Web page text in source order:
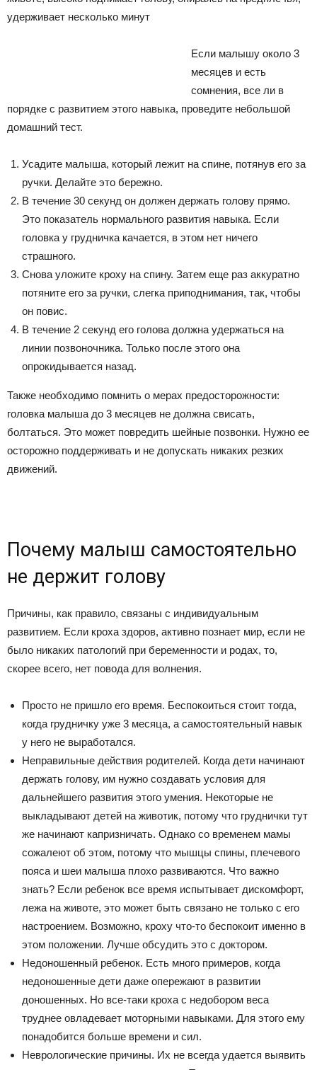
удерживает несколько минут
Если малышу около 3
месяцев и есть
сомнения, все ли в
порядке с развитием этого навыка, проведите небольшой
домашний тест.
Усадите малыша, который лежит на спине, потянув его за
ручки. Делайте это бережно.
В течение 30 секунд он должен держать голову прямо.
Это показатель нормального развития навыка. Если
головка у грудничка качается, в этом нет ничего
страшного.
Снова уложите кроху на спину. Затем еще раз аккуратно
потяните его за ручки, слегка приподнимания, так, чтобы
он повис.
В течение 2 секунд его голова должна удержаться на
линии позвоночника. Только после этого она
опрокидывается назад.
Также необходимо помнить о мерах предосторожности:
головка малыша до 3 месяцев не должна свисать,
болтаться. Это может повредить шейные позвонки. Нужно ее
осторожно поддерживать и не допускать никаких резких
движений.
Почему малыш самостоятельно
не держит голову
Причины, как правило, связаны с индивидуальным
развитием. Если кроха здоров, активно познает мир, если не
было никаких патологий при беременности и родах, то,
скорее всего, нет повода для волнения.
Просто не пришло его время. Беспокоиться стоит тогда,
когда грудничку уже 3 месяца, а самостоятельный навык
у него не выработался.
Неправильные действия родителей. Когда дети начинают
держать голову, им нужно создавать условия для
дальнейшего развития этого умения. Некоторые не
выкладывают детей на животик, потому что груднички тут
же начинают капризничать. Однако со временем мамы
сожалеют об этом, потому что мышцы спины, плечевого
пояса и шеи малыша плохо развиваются. Что важно
знать? Если ребенок все время испытывает дискомфорт,
лежа на животе, это может быть связано не только с его
настроением. Возможно, кроху что-то беспокоит именно в
этом положении. Лучше обсудить это с доктором.
Недоношенный ребенок. Есть много примеров, когда
недоношенные дети даже опережают в развитии
доношенных. Но все-таки кроха с недобором веса
труднее овладевает моторными навыками. Для этого ему
понадобится больше времени и сил.
Неврологические причины. Их не всегда удается выявить